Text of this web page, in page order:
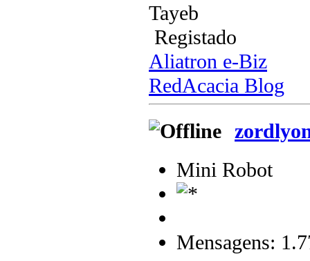
Tayeb
Registado
Aliatron e-Biz
RedAcacia Blog
Mini Robot
Mensagens: